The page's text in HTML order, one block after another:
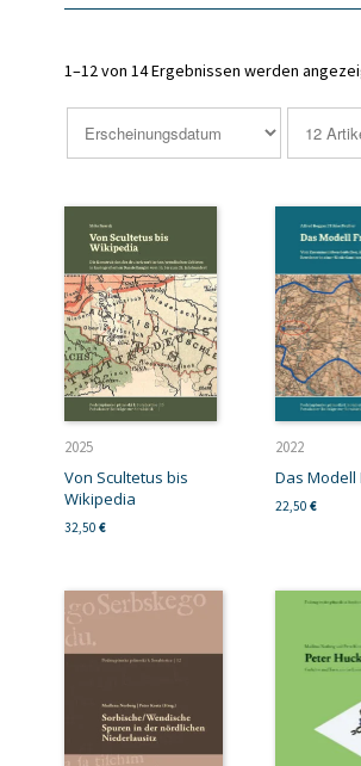
1–12 von 14 Ergebnissen werden
2025
Von Scultetus bis
Wikipedia
32,50 €
2022
Das Modell
22,50 €